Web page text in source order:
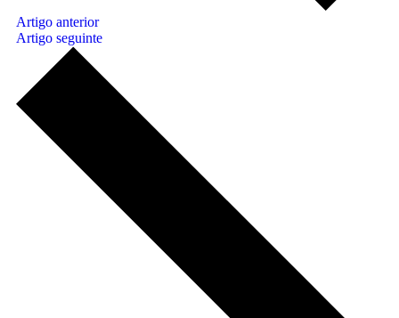
Artigo anterior
Artigo seguinte